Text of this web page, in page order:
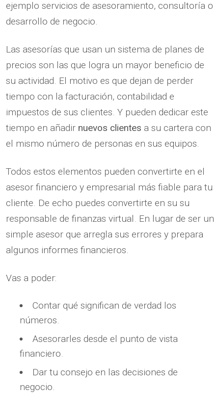
ejemplo servicios de asesoramiento, consultoría o
desarrollo de negocio.
Las asesorías que usan un sistema de planes de
precios son las que logra un mayor beneficio de
su actividad. El motivo es que dejan de perder
tiempo con la facturación, contabilidad e
impuestos de sus clientes. Y pueden dedicar este
tiempo en añadir nuevos clientes a su cartera con
el mismo número de personas en sus equipos.
Todos estos elementos pueden convertirte en el
asesor financiero y empresarial más fiable para tu
cliente. De echo puedes convertirte en su su
responsable de finanzas virtual. En lugar de ser un
simple asesor que arregla sus errores y prepara
algunos informes financieros.
Vas a poder:
Contar qué significan de verdad los
números.
Asesorarles desde el punto de vista
financiero.
Dar tu consejo en las decisiones de
negocio.